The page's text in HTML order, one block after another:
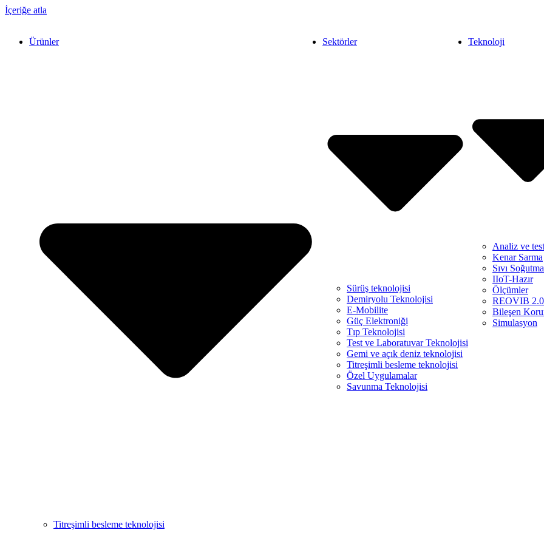
İçeriğe atla
Ürünler
Titreşimli besleme teknolojisi
Sektörler
Sürüş teknolojisi
Demiryolu Teknolojisi
E-Mobilite
Güç Elektroniği
Tıp Teknolojisi
Test ve Laboratuvar Teknolojisi
Gemi ve açık deniz teknolojisi
Titreşimli besleme teknolojisi
Özel Uygulamalar
Savunma Teknolojisi
Teknoloji
Analiz ve
Kenar Sarma
Sıvı Soğutma
IIoT-Hazır
Ölçümler
REOVIB 2.0
Bileşen
Simulasyon